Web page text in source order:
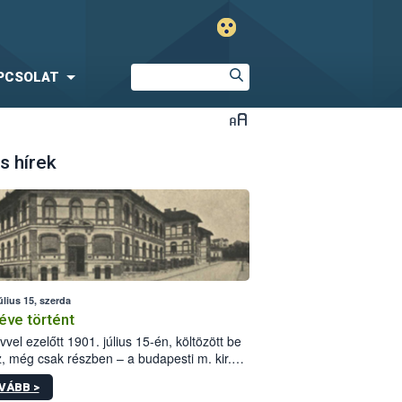
hírek
15, szerda
történt
ezelőtt 1901. július 15-én, költözött be
még csak részben – a budapesti m. kir.
állomás a Kis Rókus utca
alatti, Czigler Győző által tervezett új
>